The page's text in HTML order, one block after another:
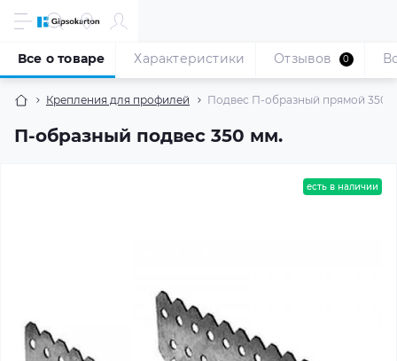
Крепления для профилей Подвес П-образный прямой 350
П-образный подвес 350 мм.
Все о товаре Характеристики Отзывов 0
есть в наличии